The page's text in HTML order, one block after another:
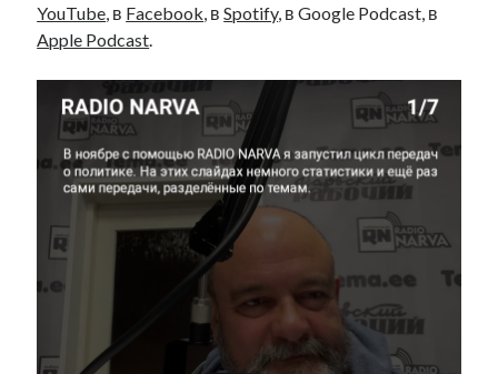
YouTube , в Facebook , вSpotify, в Google Podcast, в
Apple Podcast